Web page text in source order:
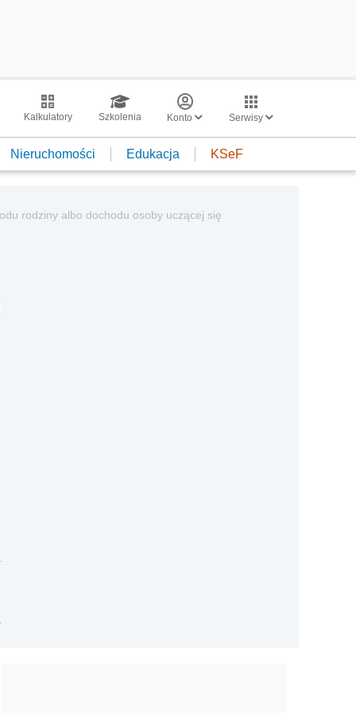
Kalkulatory Szkolenia Konto Serwisy
Nieruchomości Edukacja KSeF
rodziny albo dochodu osoby uczącej się